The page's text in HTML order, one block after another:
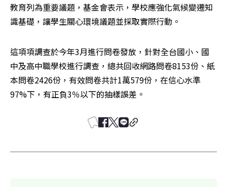
教育列為重要議題，基金會表示，學校應強化氣候變遷知
識基礎，讓學生關心環境議題並採取實際行動。
這項項調查於今年3月進行問卷發放，針對全台國小、國
中及高中職學校進行調查，總共回收網路問卷8153份、紙
本問卷2426份，有效問卷共計1萬579份，在信心水準
97%下，有正負3％以下的抽樣誤差。